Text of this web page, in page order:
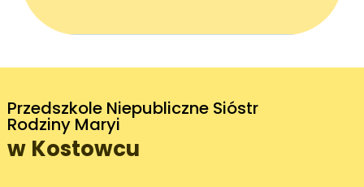
Przedszkole Niepubliczne Sióstr
Rodziny Maryi
w Kostowcu